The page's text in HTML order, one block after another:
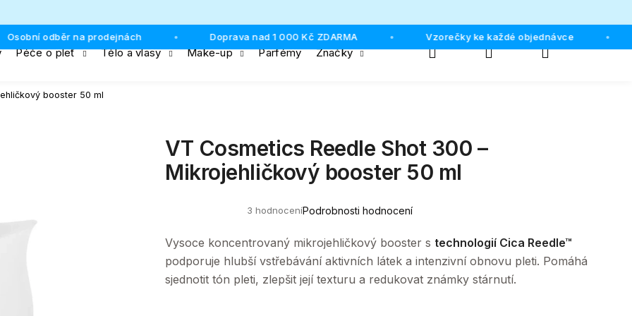
Osobní odběr na prodejnách Doprava nad 1 000 Kč ZDARMA Vzorečky ke každé objednávce
Péče o pleť Tělo a vlasy Make-up Parfémy Značky Hledat PřihlášeníNákupní
booster 50 ml
je
z
5
hvězdiček.
3 hodnoceníPodrobnosti hodnocení
VT Cosmetics Reedle Shot 300 –
Mikrojehličkový booster 50 ml
Vysoce koncentrovaný mikrojehličkový booster s technologií Cica Reedle™
podporuje hlubší vstřebávání aktivních látek a intenzivní obnovu pleti. Pomáhá
sjednotit tón pleti, zlepšit její texturu a redukovat známky stárnutí.